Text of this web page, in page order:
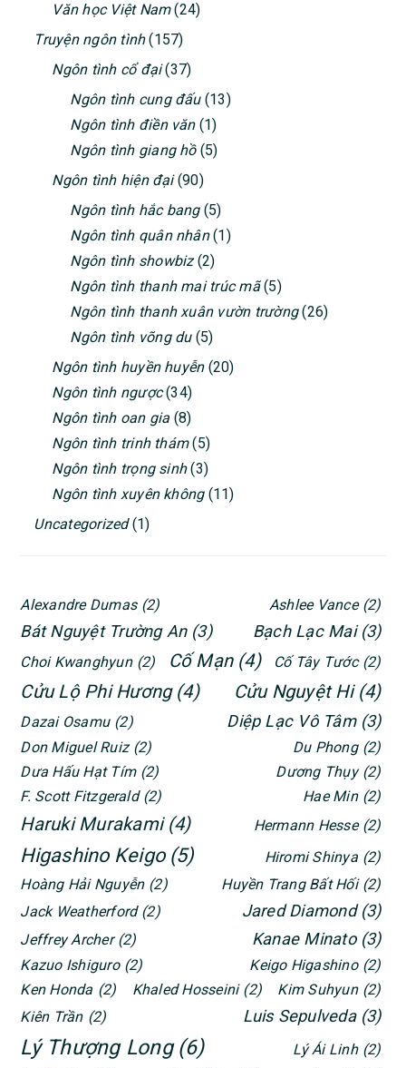
Văn học Việt Nam(24)
Truyện ngôn tình(157)
Ngôn tình cổ đại(37)
Ngôn tình cung đấu(13)
Ngôn tình điền văn(1)
Ngôn tình giang hồ(5)
Ngôn tình hiện đại(90)
Ngôn tình hắc bang(5)
Ngôn tình quân nhân(1)
Ngôn tình showbiz(2)
Ngôn tình thanh mai trúc mã(5)
Ngôn tình thanh xuân vườn trường(26)
Ngôn tình võng du(5)
Ngôn tình huyền huyễn(20)
Ngôn tình ngược(34)
Ngôn tình oan gia (8)
Ngôn tình trinh thám(5)
Ngôn tình trọng sinh(3)
Ngôn tình xuyên không(11)
Uncategorized(1)
Alexandre Dumas (2) Ashlee Vance (2)
Bát Nguyệt Trường An (3) Bạch Lạc Mai (3)
Choi Kwanghyun (2) Cố Mạn (4) Cố Tây Tước (2)
Cửu Lộ Phi Hương (4) Cửu Nguyệt Hi (4)
Dazai Osamu (2) Diệp Lạc Vô Tâm (3)
Don Miguel Ruiz (2) Du Phong (2)
Dưa Hấu Hạt Tím (2) Dương Thụy (2)
F. Scott Fitzgerald (2) Hae Min (2)
Haruki Murakami (4) Hermann Hesse (2)
Higashino Keigo (5) Hiromi Shinya (2)
Hoàng Hải Nguyễn (2) Huyền Trang Bất Hối (2)
Jack Weatherford (2) Jared Diamond (3)
Jeffrey Archer (2) Kanae Minato (3)
Kazuo Ishiguro (2) Keigo Higashino (2)
Ken Honda (2) Khaled Hosseini (2) Kim Suhyun (2)
Kiên Trần (2) Luis Sepulveda (3)
Lý Thượng Long (6) Lý Ái Linh (2)